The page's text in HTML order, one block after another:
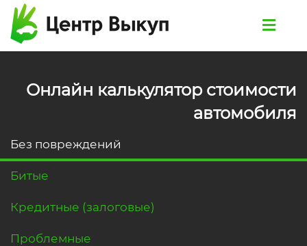
Онлайн калькулятор стоимости
автомобиля
Без повреждений
Битые
Кредитные (залоговые)
Проблемные